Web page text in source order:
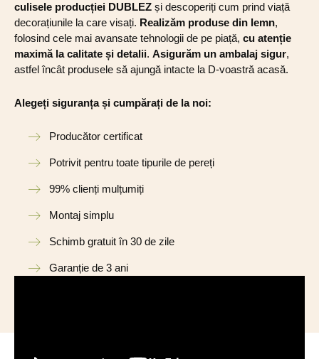
culisele producției DUBLEZ și descoperiți cum prind viață
decorațiunile la care visați. Realizăm produse din lemn,
folosind cele mai avansate tehnologii de pe piață, cu atenție
maximă la calitate și detalii. Asigurăm un ambalaj sigur,
astfel încât produsele să ajungă intacte la D-voastră acasă.
Alegeți siguranța și cumpărați de la noi:
Producător certificat
Potrivit pentru toate tipurile de pereți
99% clienți mulțumiți
Montaj simplu
Schimb gratuit în 30 de zile
Garanție de 3 ani